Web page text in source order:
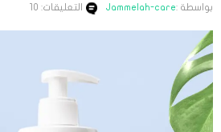
بواسطة :Jammelah-care التعليقات: 10